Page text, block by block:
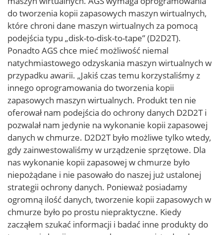
do tworzenia kopii zapasowych maszyn wirtualnych,
które chroni dane maszyn wirtualnych za pomocą
podejścia typu „disk-to-disk-to-tape” (D2D2T).
Ponadto AGS chce mieć możliwość niemal
natychmiastowego odzyskania maszyn wirtualnych w
przypadku awarii. „Jakiś czas temu korzystaliśmy z
innego oprogramowania do tworzenia kopii
zapasowych maszyn wirtualnych. Produkt ten nie
oferował nam podejścia do ochrony danych D2D2T i
pozwalał nam jedynie na wykonanie kopii zapasowej
danych w chmurze. D2D2T było możliwe tylko wtedy,
gdy zainwestowaliśmy w urządzenie sprzętowe. Dla
nas wykonanie kopii zapasowej w chmurze było
niepożądane i nie pasowało do naszej już ustalonej
strategii ochrony danych. Ponieważ posiadamy
ogromną ilość danych, tworzenie kopii zapasowych w
chmurze było po prostu niepraktyczne. Kiedy
zacząłem szukać informacji i badać inne produkty do